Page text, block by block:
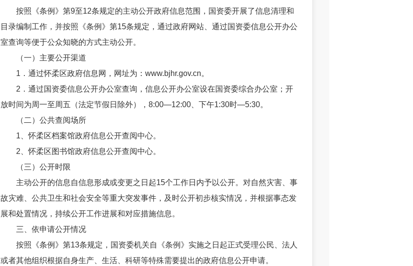
按照《条例》第9至12条规定的主动公开政府信息范围，国资委开展了信息清理和
目录编制工作，并按照《条例》第15条规定，通过政府网站、通过国资委信息公开办公
室查询等便于公众知晓的方式主动公开。
（一）主要公开渠道
1．通过怀柔区政府信息网，网址为：www.bjhr.gov.cn。
2．通过国资委信息公开办公室查询，信息公开办公室设在国资委综合办公室；开
放时间为周一至周五（法定节假日除外），8:00—12:00、下午1:30时—5:30。
（二）公共查阅场所
1、怀柔区档案馆政府信息公开查阅中心。
2、怀柔区图书馆政府信息公开查阅中心。
（三）公开时限
主动公开的信息自信息形成或变更之日起15个工作日内予以公开。对自然灾害、事
故灾难、公共卫生和社会安全等重大突发事件，及时公开初步核实情况，并根据事态发
展和处置情况，持续公开工作进展和对应措施信息。
三、依申请公开情况
按照《条例》第13条规定，国资委机关自《条例》实施之日起正式受理公民、法人
或者其他组织根据自身生产、生活、科研等特殊需要提出的政府信息公开申请。